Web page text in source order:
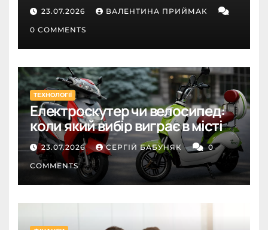
23.07.2026 ВАЛЕНТИНА ПРИЙМАК
0 COMMENTS
ТЕХНОЛОГІЇ
Електроскутер чи велосипед:
коли який вибір виграє в місті
23.07.2026 СЕРГІЙ БАБУНЯК 0
COMMENTS